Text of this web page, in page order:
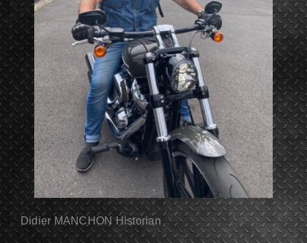
Didier MANCHON Historian